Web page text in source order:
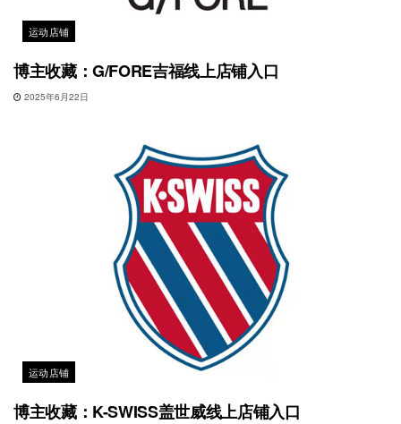
运动店铺
博主收藏：G/FORE吉福线上店铺入口
2025年6月22日
运动店铺
博主收藏：K-SWISS盖世威线上店铺入口